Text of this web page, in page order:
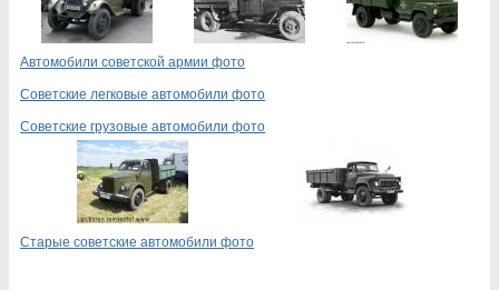
Автомобили советской армии фото
Советские легковые автомобили фото
Советские грузовые автомобили фото
Старые советские автомобили фото